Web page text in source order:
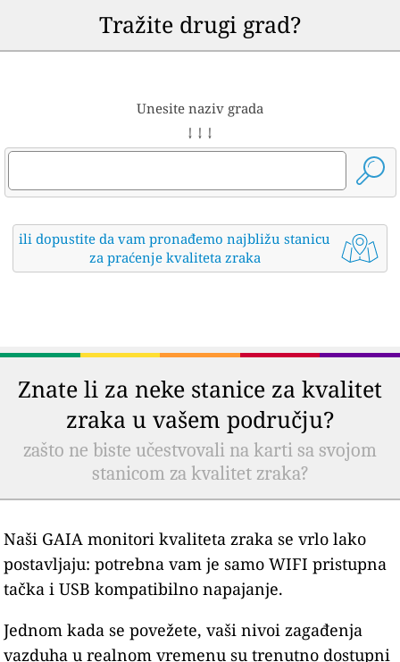
Tražite drugi grad?
Unesite naziv grada
↓ ↓ ↓
ili dopustite da vam pronađemo najbližu stanicu
za praćenje kvaliteta zraka
Znate li za neke stanice za kvalitet
zraka u vašem području?
zašto ne biste učestvovali na karti sa svojom
stanicom za kvalitet zraka?
Naši GAIA monitori kvaliteta zraka se vrlo lako
postavljaju: potrebna vam je samo WIFI pristupna
tačka i USB kompatibilno napajanje.
Jednom kada se povežete, vaši nivoi zagađenja
vazduha u realnom vremenu su trenutno dostupni